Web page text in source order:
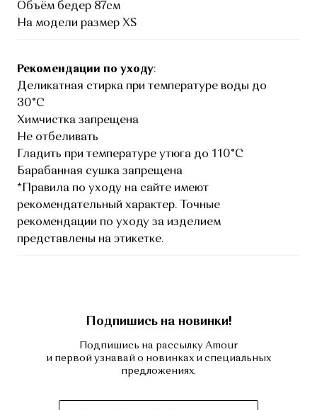
Объём бедер 87см
На модели размер XS
Рекомендации по уходу:
Деликатная стирка при температуре воды до
30°C
Химчистка запрещена
Не отбеливать
Гладить при температуре утюга до 110°C
Барабанная сушка запрещена
*Правила по уходу на сайте имеют
рекомендательный характер. Точные
рекомендации по уходу за изделием
представлены на этикетке.
Подпишись на новинки!
Подпишись на рассылку Amour
и первой узнавай о новинках и специальных
предложениях.